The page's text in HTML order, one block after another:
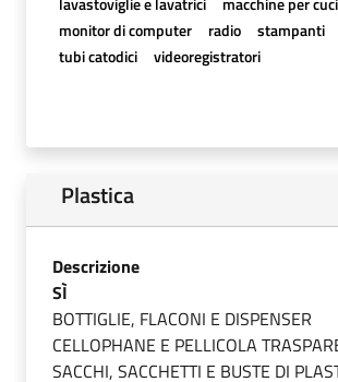
monitor di computer
radio stampanti
tubi catodici
videoregistratori
Plastica
Descrizione
SÌ
BOTTIGLIE, FLACONI E DISPENSER
CELLOPHANE E PELLICOLA
SACCHI, SACCHETTI E BUSTE DI